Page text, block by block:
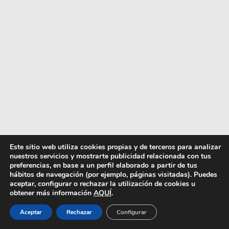
Este sitio web utiliza cookies propias y de terceros para analizar
nuestros servicios y mostrarte publicidad relacionada con tus
preferencias, en base a un perfil elaborado a partir de tus
hábitos de navegación (por ejemplo, páginas visitadas). Puedes
aceptar, configurar o rechazar la utilización de cookies u
obtener más información AQUÍ.
Aceptar Rechazar Configurar